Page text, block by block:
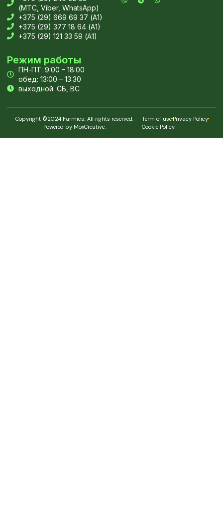
(МТС, Viber, WhatsApp)
+375 (29) 669 69 37 (А1)
+375 (29) 377 18 64 (А1)
+375 (29) 121 33 59 (А1)
Режим работы
ПН-ПТ: 9:00 – 18:00
обед: 13:00 – 13:30
выходной: СБ, ВС
Copyright ©2024 Farmica, All rights reserved.
Powered by MoxCreative.
Term of usePrivacy Policy
Cookie Policy